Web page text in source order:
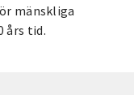
mänskliga
års tid.